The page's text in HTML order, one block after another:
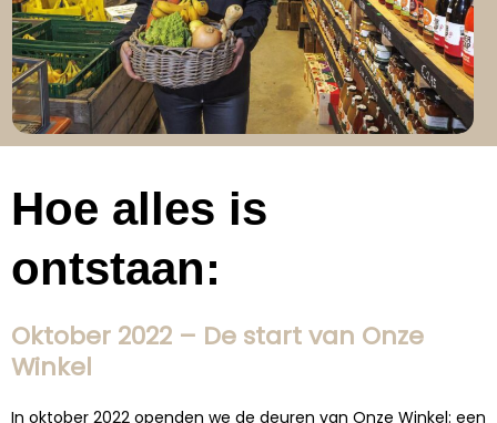
Hoe alles is
ontstaan:
Oktober 2022 – De start van Onze
Winkel
In oktober 2022 openden we de deuren van Onze Winkel: een